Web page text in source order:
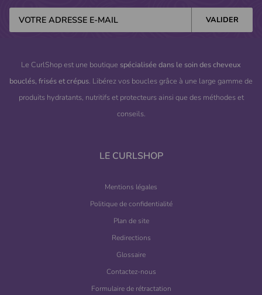
Le CurlShop est une boutique spécialisée dans le soin des cheveux
bouclés, frisés et crépus. Libérez vos boucles grâce à une large gamme de
produits hydratants, nutritifs et protecteurs ainsi que des méthodes et
conseils.
LE CURLSHOP
Mentions légales
Politique de confidentialité
Plan de site
Redirections
Glossaire
Contactez-nous
Formulaire de rétractation